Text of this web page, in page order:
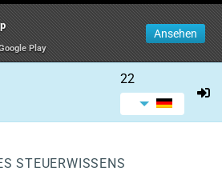
Play
Ansehen
22
STEUERWISSENS